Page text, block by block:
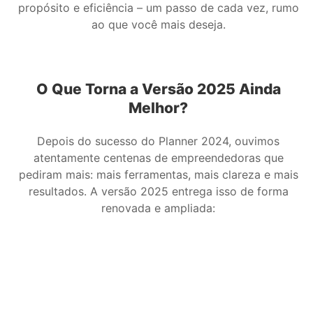
propósito e eficiência – um passo de cada vez, rumo
ao que você mais deseja.
O Que Torna a Versão 2025 Ainda
Melhor?
Depois do sucesso do Planner 2024, ouvimos
atentamente centenas de empreendedoras que
pediram mais: mais ferramentas, mais clareza e mais
resultados. A versão 2025 entrega isso de forma
renovada e ampliada: